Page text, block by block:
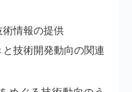
情報の提供
技術開発動向の関連